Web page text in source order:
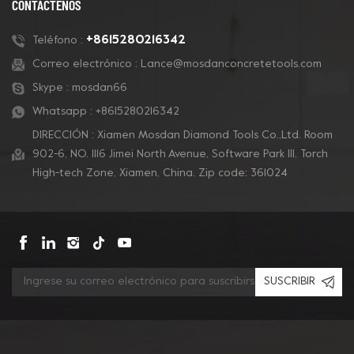
CONTÁCTENOS
Teléfono : +8615280216342
Correo electrónico : Lance@mosdanconcretetools.com
Skype : mosdan66
Whatsapp : +8615280216342
DIRECCIÓN : Xiamen Mosdan Diamond Tools Co.,Ltd. Room
902-6, NO. 1116 Jimei North Avenue, Software Park Ill, Torch
High-tech Zone, Xiamen, China. Zip code: 361024
SUSCRIBIR